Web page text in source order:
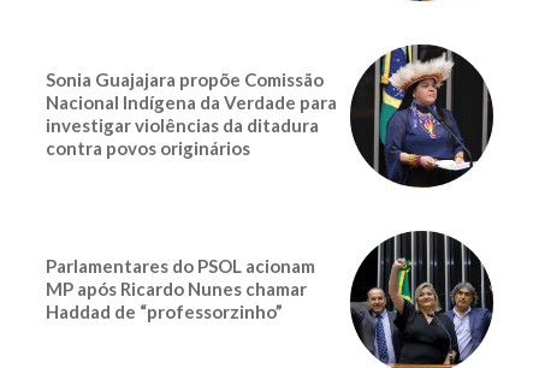
Sonia Guajajara propõe Comissão
Nacional Indígena da Verdade para
investigar violências da ditadura
contra povos originários
Parlamentares do PSOL acionam
MP após Ricardo Nunes chamar
Haddad de “professorzinho”